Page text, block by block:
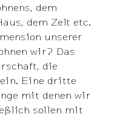
dem
dem Zelt etc.
unserer
wir? Das
die
Eine dritte
mit denen wir
sollen mit